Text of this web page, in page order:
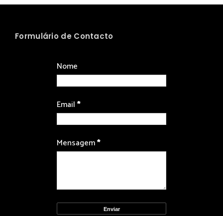
Formulário de Contacto
Nome
Email*
Mensagem*